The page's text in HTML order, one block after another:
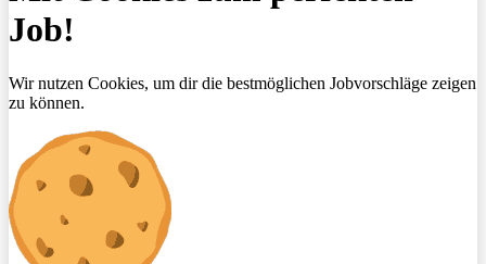
Job!
Wir nutzen Cookies, um dir die bestmöglichen Jobvorschläge zeigen
zu können.